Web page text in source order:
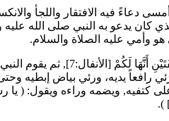
دعاءً فيه الافتقار واللجأ
كان يدعو به النبي صلى الله
هو وأمي عليه الصلاة والسلام.
أَنَّهَا لَكُمْ
[الأنفال:7], ثم
رافعاً يديه، ورئي بياض إبطيه
كتفيه, ويضمه وراءه ويقول: ( يا
).